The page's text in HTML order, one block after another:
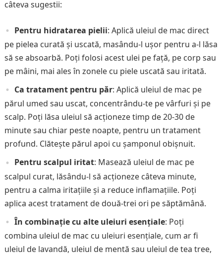
câteva sugestii:
Pentru hidratarea pielii: Aplică uleiul de mac direct
pe pielea curată și uscată, masându-l ușor pentru a-l lăsa
să se absoarbă. Poți folosi acest ulei pe față, pe corp sau
pe mâini, mai ales în zonele cu piele uscată sau iritată.
Ca tratament pentru păr: Aplică uleiul de mac pe
părul umed sau uscat, concentrându-te pe vârfuri și pe
scalp. Poți lăsa uleiul să acționeze timp de 20-30 de
minute sau chiar peste noapte, pentru un tratament
profund. Clătește părul apoi cu șamponul obișnuit.
Pentru scalpul iritat: Masează uleiul de mac pe
scalpul curat, lăsându-l să acționeze câteva minute,
pentru a calma iritațiile și a reduce inflamațiile. Poți
aplica acest tratament de două-trei ori pe săptămână.
În combinație cu alte uleiuri esențiale: Poți
combina uleiul de mac cu uleiuri esențiale, cum ar fi
uleiul de lavandă, uleiul de mentă sau uleiul de tea tree,